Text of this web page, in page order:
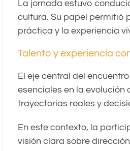
La jornada estuvo
cultura. Su papel permitió
práctica y la experiencia
Talento y experiencia
El eje central del
esenciales en la
trayectorias reales y
En este contexto, la
visión clara sobre